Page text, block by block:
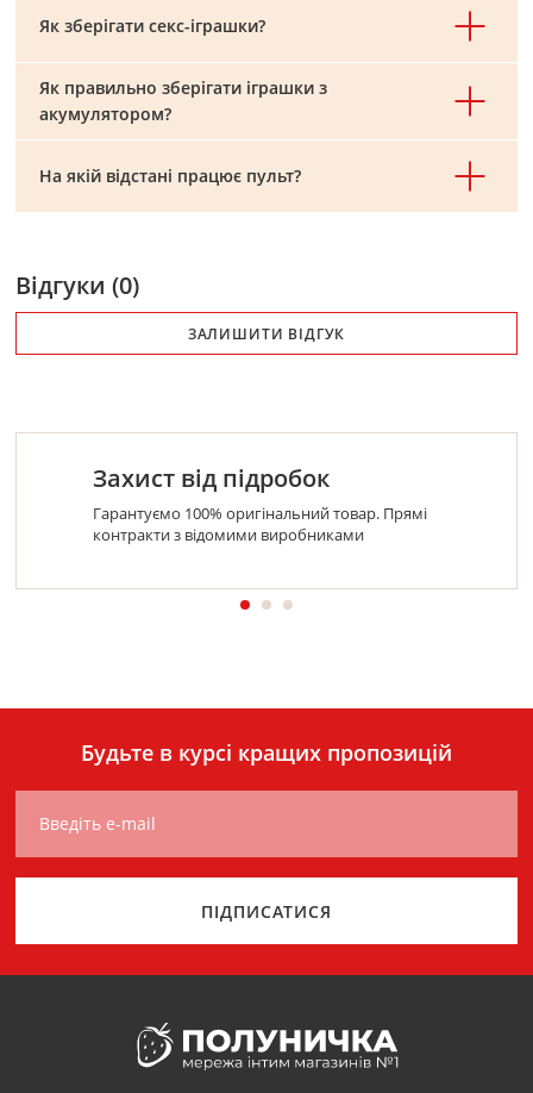
Як зберігати секс-іграшки?
Як правильно зберігати іграшки з
акумулятором?
На якій відстані працює пульт?
Відгуки (0)
ЗАЛИШИТИ ВІДГУК
Захист від підробок
Гарантуємо 100% оригінальний товар. Прямі
контракти з відомими виробниками
Будьте в курсі кращих пропозицій
Введіть e-mail
ПІДПИСАТИСЯ